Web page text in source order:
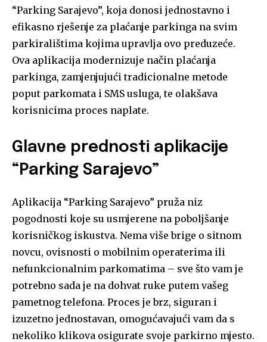
“Parking Sarajevo”, koja donosi jednostavno i
efikasno rješenje za plaćanje parkinga na svim
parkiralištima kojima upravlja ovo preduzeće.
Ova aplikacija modernizuje način plaćanja
parkinga, zamjenjujući tradicionalne metode
poput parkomata i SMS usluga, te olakšava
korisnicima proces naplate.
Glavne prednosti aplikacije
“Parking Sarajevo”
Aplikacija “Parking Sarajevo” pruža niz
pogodnosti koje su usmjerene na poboljšanje
korisničkog iskustva. Nema više brige o sitnom
novcu, ovisnosti o mobilnim operaterima ili
nefunkcionalnim parkomatima – sve što vam je
potrebno sada je na dohvat ruke putem vašeg
pametnog telefona. Proces je brz, siguran i
izuzetno jednostavan, omogućavajući vam da s
nekoliko klikova osigurate svoje parkirno mjesto.